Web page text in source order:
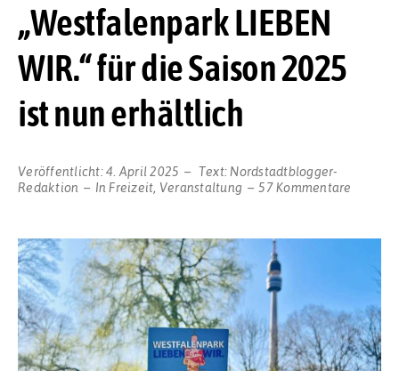
„Westfalenpark LIEBEN
WIR.“ für die Saison 2025
ist nun erhältlich
Veröffentlicht:4. April 2025 Text: Nordstadtblogger-
Redaktion
InFreizeit, Veranstaltung 57 Kommentare
Saison
2025
ist
nun